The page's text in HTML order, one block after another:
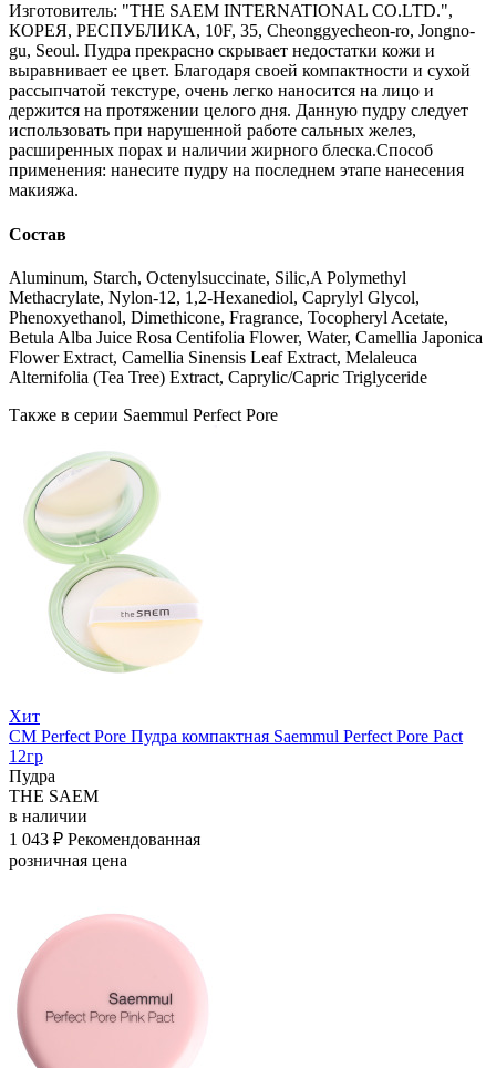
Изготовитель: "THE SAEM INTERNATIONAL CO.LTD.",
КОРЕЯ, РЕСПУБЛИКА, 10F, 35, Cheonggyecheon-ro, Jongno-
gu, Seoul. Пудра прекрасно скрывает недостатки кожи и
выравнивает ее цвет. Благодаря своей компактности и сухой
рассыпчатой текстуре, очень легко наносится на лицо и
держится на протяжении целого дня. Данную пудру следует
использовать при нарушенной работе сальных желез,
расширенных порах и наличии жирного блеска.Способ
применения: нанесите пудру на последнем этапе нанесения
макияжа.
Состав
Aluminum, Starch, Octenylsuccinate, Silic,A Polymethyl
Methacrylate, Nylon-12, 1,2-Hexanediol, Caprylyl Glycol,
Phenoxyethanol, Dimethicone, Fragrance, Tocopheryl Acetate,
Betula Alba Juice Rosa Centifolia Flower, Water, Camellia Japonica
Flower Extract, Camellia Sinensis Leaf Extract, Melaleuca
Alternifolia (Tea Tree) Extract, Caprylic/Capric Triglyceride
Также в серии Saemmul Perfect Pore
Хит
СМ Perfect Pore Пудра компактная Saemmul Perfect Pore Pact
12гр
Пудра
THE SAEM
в наличии
1 043 ₽ Рекомендованная
розничная цена